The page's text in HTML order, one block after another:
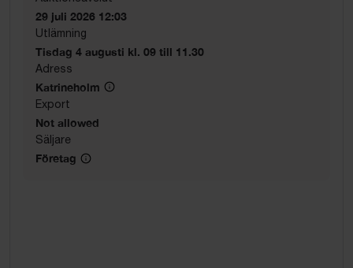
29 juli 2026 12:03
Utlämning
Tisdag 4 augusti kl. 09 till 11.30
Adress
Katrineholm
Export
Not allowed
Säljare
Företag